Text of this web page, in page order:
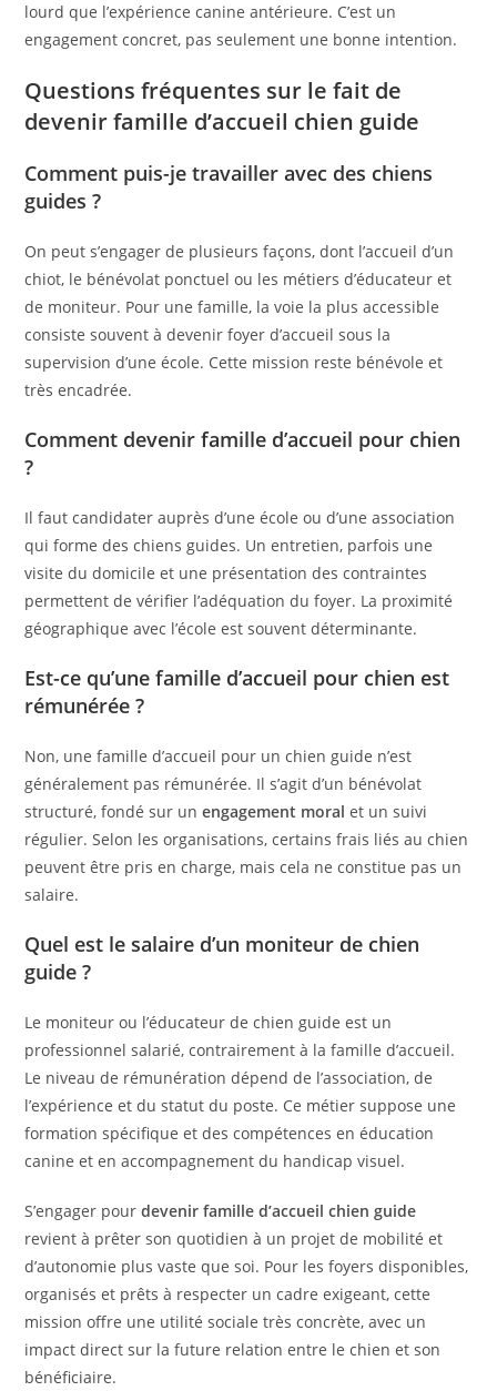
lourd que l’expérience canine antérieure. C’est un
engagement concret, pas seulement une bonne intention.
Questions fréquentes sur le fait de
devenir famille d’accueil chien guide
Comment puis-je travailler avec des chiens
guides ?
On peut s’engager de plusieurs façons, dont l’accueil d’un
chiot, le bénévolat ponctuel ou les métiers d’éducateur et
de moniteur. Pour une famille, la voie la plus accessible
consiste souvent à devenir foyer d’accueil sous la
supervision d’une école. Cette mission reste bénévole et
très encadrée.
Comment devenir famille d’accueil pour chien
?
Il faut candidater auprès d’une école ou d’une association
qui forme des chiens guides. Un entretien, parfois une
visite du domicile et une présentation des contraintes
permettent de vérifier l’adéquation du foyer. La proximité
géographique avec l’école est souvent déterminante.
Est-ce qu’une famille d’accueil pour chien est
rémunérée ?
Non, une famille d’accueil pour un chien guide n’est
généralement pas rémunérée. Il s’agit d’un bénévolat
structuré, fondé sur unengagement moral et un suivi
régulier. Selon les organisations, certains frais liés au chien
peuvent être pris en charge, mais cela ne constitue pas un
salaire.
Quel est le salaire d’un moniteur de chien
guide ?
Le moniteur ou l’éducateur de chien guide est un
professionnel salarié, contrairement à la famille d’accueil.
Le niveau de rémunération dépend de l’association, de
l’expérience et du statut du poste. Ce métier suppose une
formation spécifique et des compétences en éducation
canine et en accompagnement du handicap visuel.
S’engager pourdevenir famille d’accueil chien guide
revient à prêter son quotidien à un projet de mobilité et
d’autonomie plus vaste que soi. Pour les foyers disponibles,
organisés et prêts à respecter un cadre exigeant, cette
mission offre une utilité sociale très concrète, avec un
impact direct sur la future relation entre le chien et son
bénéficiaire.